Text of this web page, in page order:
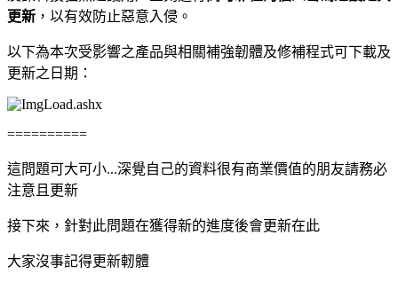
更新 ，以有效防止惡意入侵。
以下為本次受影響之產品與相關補強韌體及修補程式可下載及
更新之日期：
==========
這問題可大可小...深覺自己的資料很有商業價值的朋友請務必
注意且更新
接下來，針對此問題在獲得新的進度後會更新在此
大家沒事記得更新軔體